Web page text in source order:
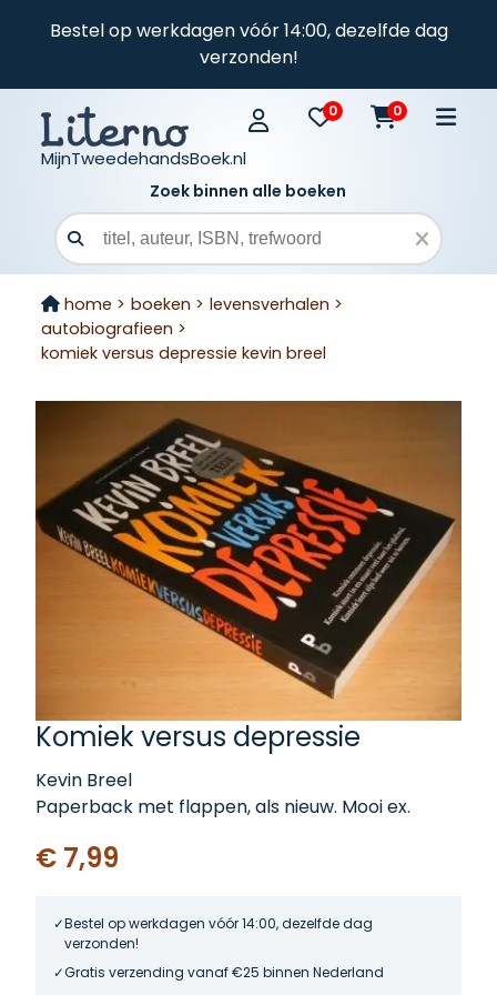
Bestel op werkdagen vóór 14:00, dezelfde dag
verzonden!
MijnTweedehandsBoek.nl
0 0
Zoek binnen alle boeken
Zoekveld
home > boeken > levensverhalen >
autobiografieen >
komiek versus depressie kevin breel
Komiek versus depressie
Kevin Breel
Paperback met flappen, als nieuw. Mooi ex.
€ 7,99
Bestel op werkdagen vóór 14:00, dezelfde dag
verzonden!
Gratis verzending vanaf €25 binnen Nederland